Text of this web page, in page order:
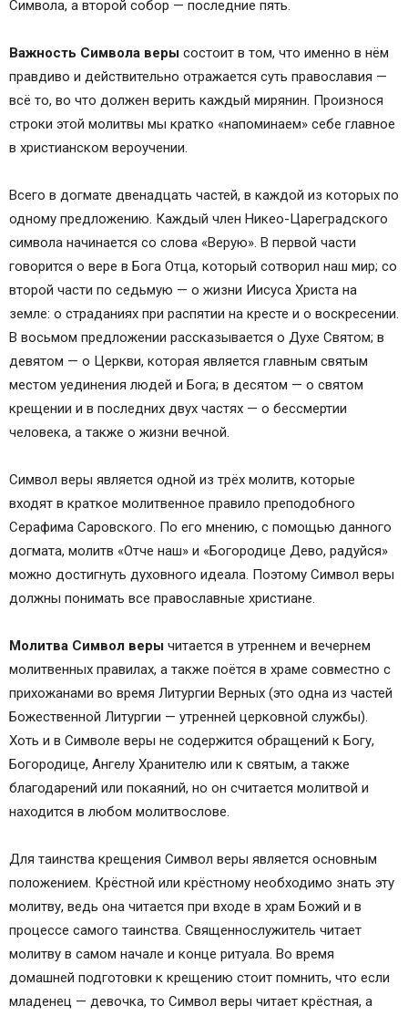
Символа, а второй собор — последние пять.
Важность Символа веры состоит в том, что именно в нём
правдиво и действительно отражается суть православия —
всё то, во что должен верить каждый мирянин. Произнося
строки этой молитвы мы кратко «напоминаем» себе главное
в христианском вероучении.
Всего в догмате двенадцать частей, в каждой из которых по
одному предложению. Каждый член Никео-Цареградского
символа начинается со слова «Верую». В первой части
говорится о вере в Бога Отца, который сотворил наш мир; со
второй части по седьмую — о жизни Иисуса Христа на
земле: о страданиях при распятии на кресте и о воскресении.
В восьмом предложении рассказывается о Духе Святом; в
девятом — о Церкви, которая является главным святым
местом уединения людей и Бога; в десятом — о святом
крещении и в последних двух частях — о бессмертии
человека, а также о жизни вечной.
Символ веры является одной из трёх молитв, которые
входят в краткое молитвенное правило преподобного
Серафима Саровского. По его мнению, с помощью данного
догмата, молитв «Отче наш» и «Богородице Дево, радуйся»
можно достигнуть духовного идеала. Поэтому Символ веры
должны понимать все православные христиане.
Молитва Символ веры читается в утреннем и вечернем
молитвенных правилах, а также поётся в храме совместно с
прихожанами во время Литургии Верных (это одна из частей
Божественной Литургии — утренней церковной службы).
Хоть и в Символе веры не содержится обращений к Богу,
Богородице, Ангелу Хранителю или к святым, а также
благодарений или покаяний, но он считается молитвой и
находится в любом молитвослове.
Для таинства крещения Символ веры является основным
положением. Крёстной или крёстному необходимо знать эту
молитву, ведь она читается при входе в храм Божий и в
процессе самого таинства. Священнослужитель читает
молитву в самом начале и конце ритуала. Во время
домашней подготовки к крещению стоит помнить, что если
младенец — девочка, то Символ веры читает крёстная, а